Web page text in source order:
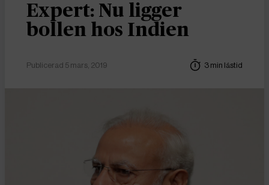
Expert: Nu ligger
bollen hos Indien
Publicerad 5 mars, 2019 3 min lästid